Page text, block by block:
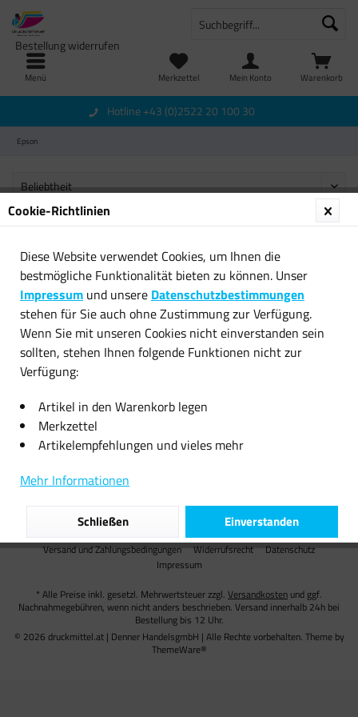
Menü Warenkorb
Merkzettel
Bestellung widerrufen
Mein Konto
Hotline +43 (0)2522 20 100 30
Epson
Newsletter
Service Hotline
Shop Service
Informationen
Versand
Unsere Zahlungsarten
Versand und Zahlungsbedingungen
Widerrufsrecht
Datenschutz
Impressum
* Alle Preise inkl. gesetzl. Mehrwertsteuer zzgl. Versandkosten und ggf.
Nachnahmegebühren, wenn nicht anders beschrieben. Versand innerhalb 24h bei
Bestellung bis 12 Uhr.
© 2026 druckmittel.at | Denner HandelsgmbH | Alle Rechte vorbehalten. Theme by
ThemeWare®
Cookie-Richtlinien
Diese Website verwendet Cookies, um Ihnen die
bestmögliche Funktionalität bieten zu können. Unser
Impressum und unsere Datenschutzbestimmungen
stehen für Sie auch ohne Zustimmung zur Verfügung.
Wenn Sie mit unseren Cookies nicht einverstanden sein
sollten, stehen Ihnen folgende Funktionen nicht zur
Verfügung:
Artikel in den Warenkorb legen
Merkzettel
Artikelempfehlungen und vieles mehr
Mehr Informationen
Einverstanden
Schließen